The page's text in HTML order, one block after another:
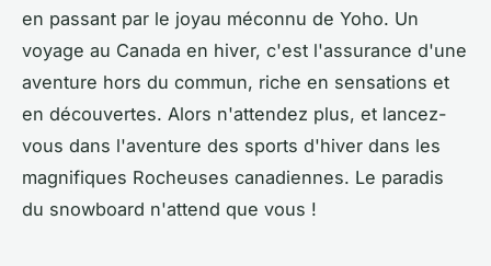
en passant par le joyau méconnu de Yoho. Un
voyage au Canada en hiver, c'est l'assurance d'une
aventure hors du commun, riche en sensations et
en découvertes. Alors n'attendez plus, et lancez-
vous dans l'aventure des sports d'hiver dans les
magnifiques Rocheuses canadiennes. Le paradis
du snowboard n'attend que vous !